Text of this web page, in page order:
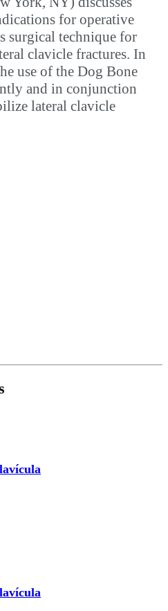
for operative
surgical technique for
clavicle fractures. In
use of the Dog Bone
and in conjunction
lateral clavicle